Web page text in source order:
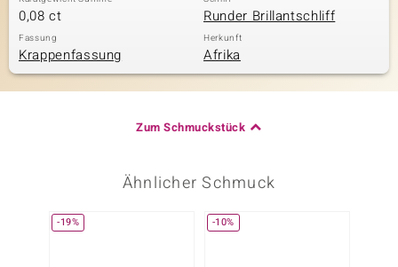
0,08 ct Runder Brillantschliff
Fassung
Krappenfassung
Herkunft
Afrika
Zum Schmuckstück
Ähnlicher Schmuck
-19% -10%